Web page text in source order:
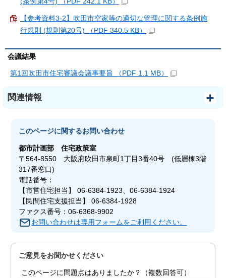
【参考資料3-2】吹田市空家等の適切な管理に関する条例施
行規則 (規則第20号) （PDF 340.5 KB）
会議結果
第1回吹田市住宅審議会議事要旨 （PDF 1.1 MB）
関連情報
このページに関するお問い合わせ
都市計画部住宅政策室
〒564-8550 大阪府吹田市泉町1丁目3番40号 (低層棟3階
317番窓口)
電話番号：
【市営住宅担当】 06-6384-1923、06-6384-1924
【民間住宅支援担当】 06-6384-1928
ファクス番号：06-6368-9902
お問い合わせは専用フォームをご利用ください。
ご意見をお聞かせください
このページに問題点はありましたか？（複数回答可）